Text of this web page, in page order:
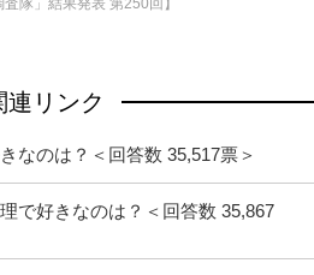
隊」結果発表 第250回】
連リンク
なのは？＜回答数 35,517票＞
で好きなのは？＜回答数 35,867